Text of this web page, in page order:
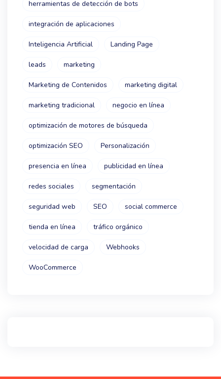
herramientas de detección de bots
integración de aplicaciones
Inteligencia Artificial Landing Page
leads marketing
Marketing de Contenidos marketing digital
marketing tradicional negocio en línea
optimización de motores de búsqueda
optimización SEO Personalización
presencia en línea publicidad en línea
redes sociales segmentación
seguridad web SEO social commerce
tienda en línea tráfico orgánico
velocidad de carga Webhooks
WooCommerce